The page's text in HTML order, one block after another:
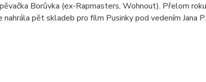
Borůvka (ex-Rapmasters, Wohnout). Přelom
pět skladeb pro film Pusinky pod vedením Jana